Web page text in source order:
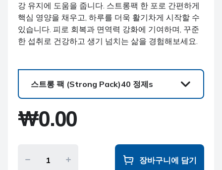
강 유지에 도움을 줍니다. 스트롱팩 한 포로 간편하게
핵심 영양을 채우고, 하루를 더욱 활기차게 시작할 수
있습니다. 피로 회복과 면역력 강화에 기여하며, 꾸준
한 섭취로 건강하고 생기 넘치는 삶을 경험해보세요.
스트롱 팩 (Strong Pack)40 정제s
Pack)
40 정제s
60 정제s
₩0.00
장바구니에 담기